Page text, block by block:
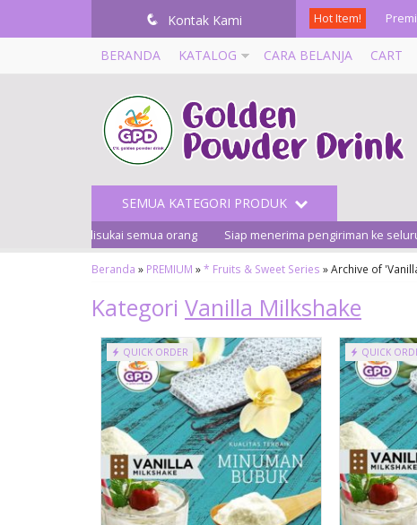
q Kontak Kami Hot Item!
BERANDA KATALOG CARA BELANJA CART
SEMUA KATEGORI PRODUK
disukai semua orang Siap menerima pengiriman ke seluruh
Beranda » PREMIUM »* Fruits & Sweet Series »Archive of
Kategori Vanilla Milkshake
QUICK ORDER QUICK
Cotton Candy 250
Premium Strawberry
Tea 1 BAG (....
Rp 25.000
Ready Stock